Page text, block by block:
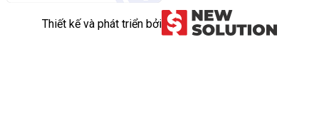
Thiết kế và phát triển bởi